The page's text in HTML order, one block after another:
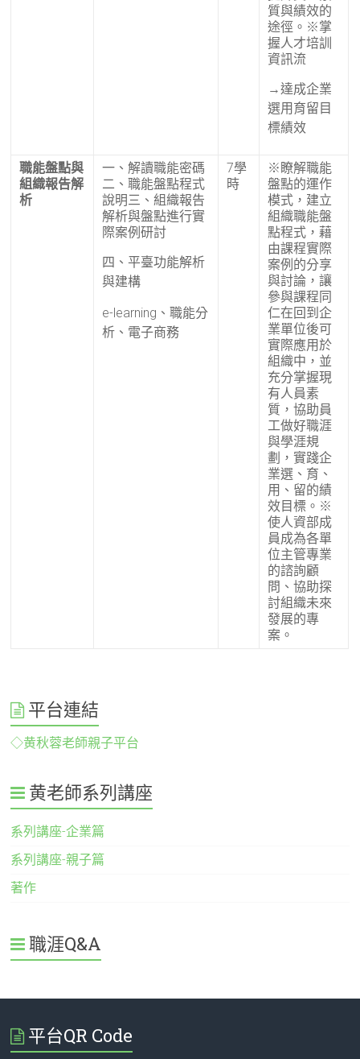
質與績效的
途徑。 ※掌
握人才培訓
資訊流
→達成企業
選用育留目
標績效
職能盤點與
組織報告解
析
一、解讀職能密碼
二、職能盤點程式
說明 三、組織報告
解析與盤點進行實
際案例研討
四、平臺功能解析
與建構
e-learning、職能分
析、電子商務
7學
時
※瞭解職能
盤點的運作
模式，建立
組織職能盤
點程式，藉
由課程實際
案例的分享
與討論，讓
參與課程同
仁在回到企
業單位後可
實際應用於
組織中，並
充分掌握現
有人員素
質，協助員
工做好職涯
與學涯規
劃，實踐企
業選、育、
用、留的績
效目標。 ※
使人資部成
員成為各單
位主管專業
的諮詢顧
問、協助探
討組織未來
發展的專
案。
平台連結
◇黄秋蓉老師親子平台
黄老師系列講座
系列講座-企業篇
系列講座-親子篇
著作
職涯Q&A
平台QR Code